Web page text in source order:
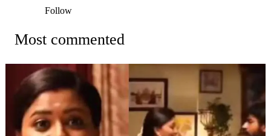
Follow
Most commented